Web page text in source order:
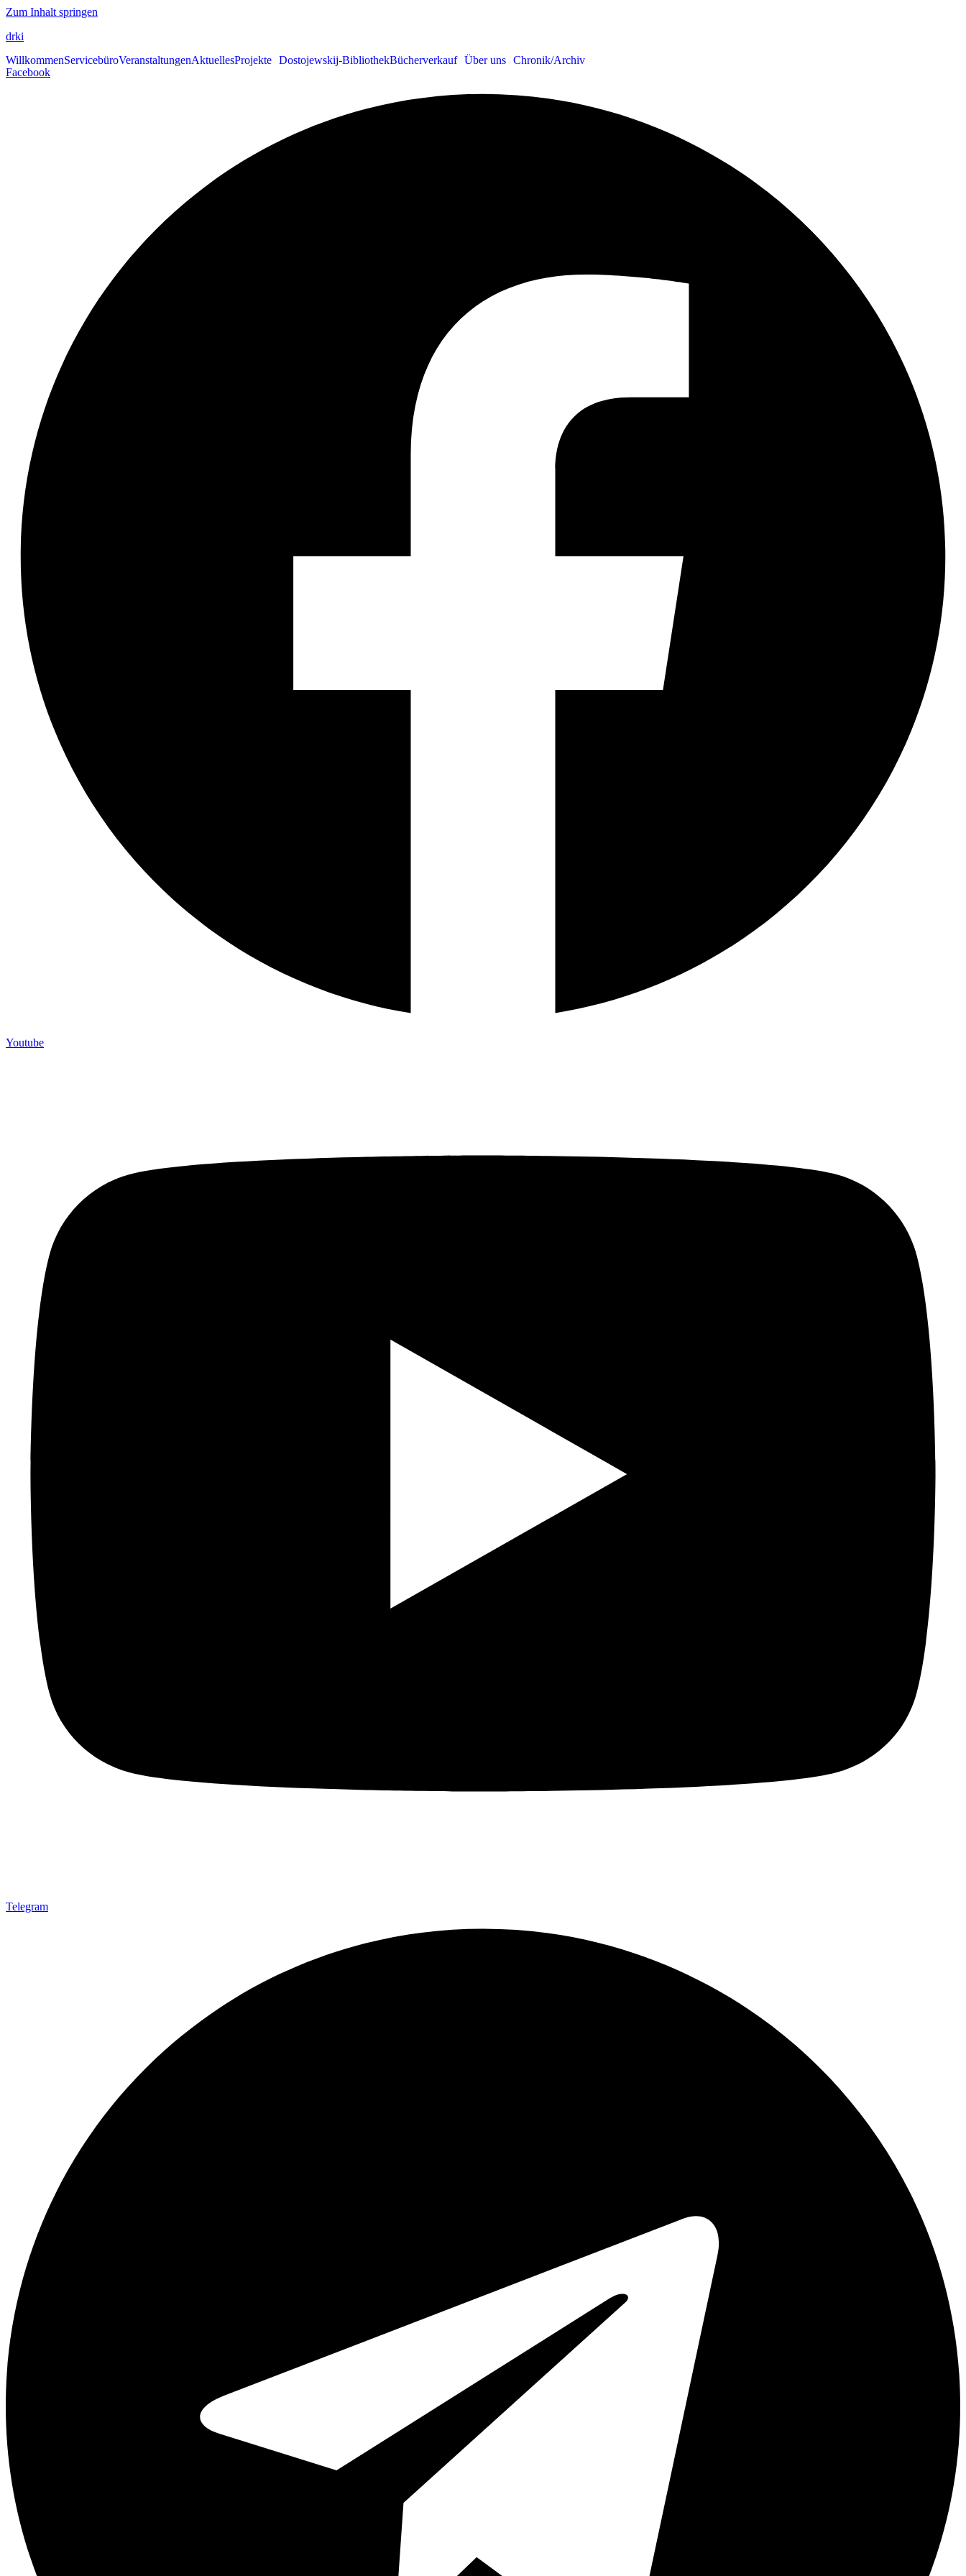
Zum Inhalt springen
drki
WillkommenServicebüroVeranstaltungenAktuellesProjekte Dostojewskij-BibliothekBücherverkauf Über uns Chronik/Archiv
Facebook
Youtube
Telegram